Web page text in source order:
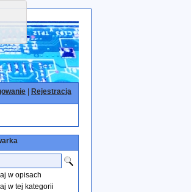
Rejestracja
w opisach
w tej kategorii